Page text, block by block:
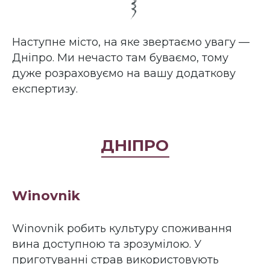
Наступне місто, на яке звертаємо увагу —
Дніпро. Ми нечасто там буваємо, тому
дуже розраховуємо на вашу додаткову
експертизу.
ДНІПРО
Winovnik
Winovnik робить культуру споживання
вина доступною та зрозумілою. У
приготуванні страв використовують